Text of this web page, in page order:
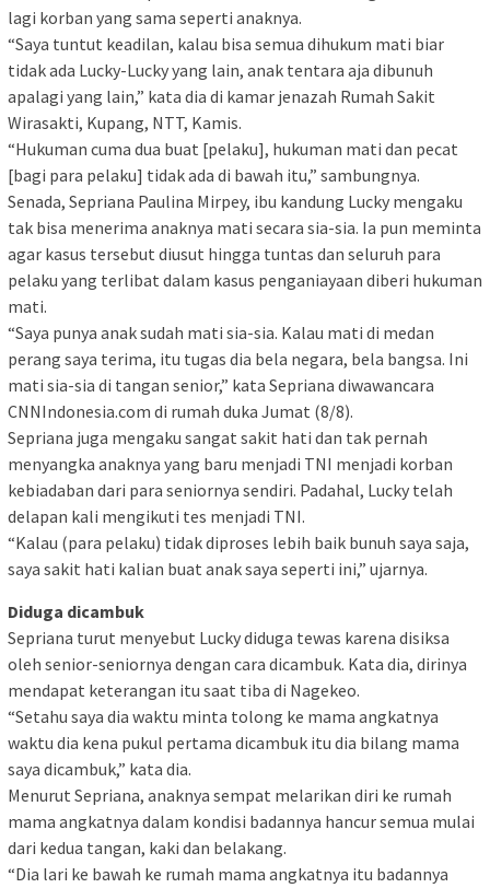
lagi korban yang sama seperti anaknya.
“Saya tuntut keadilan, kalau bisa semua dihukum mati biar
tidak ada Lucky-Lucky yang lain, anak tentara aja dibunuh
apalagi yang lain,” kata dia di kamar jenazah Rumah Sakit
Wirasakti, Kupang, NTT, Kamis.
“Hukuman cuma dua buat [pelaku], hukuman mati dan pecat
[bagi para pelaku] tidak ada di bawah itu,” sambungnya.
Senada, Sepriana Paulina Mirpey, ibu kandung Lucky mengaku
tak bisa menerima anaknya mati secara sia-sia. Ia pun meminta
agar kasus tersebut diusut hingga tuntas dan seluruh para
pelaku yang terlibat dalam kasus penganiayaan diberi hukuman
mati.
“Saya punya anak sudah mati sia-sia. Kalau mati di medan
perang saya terima, itu tugas dia bela negara, bela bangsa. Ini
mati sia-sia di tangan senior,” kata Sepriana diwawancara
CNNIndonesia.com di rumah duka Jumat (8/8).
Sepriana juga mengaku sangat sakit hati dan tak pernah
menyangka anaknya yang baru menjadi TNI menjadi korban
kebiadaban dari para seniornya sendiri. Padahal, Lucky telah
delapan kali mengikuti tes menjadi TNI.
“Kalau (para pelaku) tidak diproses lebih baik bunuh saya saja,
saya sakit hati kalian buat anak saya seperti ini,” ujarnya.
Diduga dicambuk
Sepriana turut menyebut Lucky diduga tewas karena disiksa
oleh senior-seniornya dengan cara dicambuk. Kata dia, dirinya
mendapat keterangan itu saat tiba di Nagekeo.
“Setahu saya dia waktu minta tolong ke mama angkatnya
waktu dia kena pukul pertama dicambuk itu dia bilang mama
saya dicambuk,” kata dia.
Menurut Sepriana, anaknya sempat melarikan diri ke rumah
mama angkatnya dalam kondisi badannya hancur semua mulai
dari kedua tangan, kaki dan belakang.
“Dia lari ke bawah ke rumah mama angkatnya itu badannya